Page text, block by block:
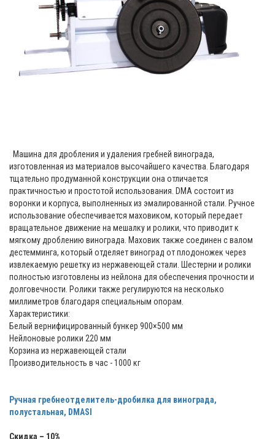
Машина для дробления и удаления гребней винограда,
изготовленная из материалов высочайшего качества. Благодаря
тщательно продуманной конструкции она отличается
практичностью и простотой использования. DMA состоит из
воронки и корпуса, выполненных из эмалированной стали. Ручное
использование обеспечивается маховиком, который передает
вращательное движение на мешалку и ролики, что приводит к
мягкому дроблению винограда. Маховик также соединен с валом
дестемминга, который отделяет виноград от плодоножек через
извлекаемую решетку из нержавеющей стали. Шестерни и ролики
полностью изготовлены из нейлона для обеспечения прочности и
долговечности. Ролики также регулируются на несколько
миллиметров благодаря специальным опорам.
Характеристики:
Белый вернифицированный бункер 900×500 мм
Нейлоновые ролики 220 мм
Корзина из нержавеющей стали
Производительность в час - 1000 кг
Ручная гребнеотделитель-дробилка для винограда,
полустальная, DMASI
Скидка – 10%